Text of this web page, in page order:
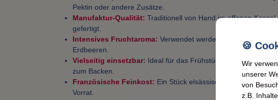
Pektin oder andere Zusätze.
Manufaktur-Qualität: Traditionell von Hand im offenen Kessel
gefertigt.
Intensives Fruchtaroma: Verwendet werden nur beste,
Erdbeeren.
Vielseitig einsetzbar: Ideal für das Frühstück, zu Crêpes, in
zum Backen.
Französische Feinkost: Ein Stück elsässische Tradition für
Vorrat.
Wir
unserer
von
z.B.